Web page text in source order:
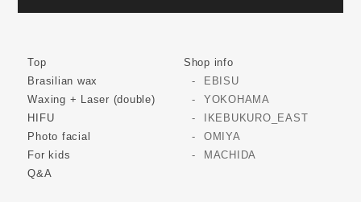
Top
Brasilian wax
Waxing + Laser (double)
HIFU
Photo facial
For kids
Q&A
Shop info
EBISU
YOKOHAMA
IKEBUKURO_EAST
OMIYA
MACHIDA